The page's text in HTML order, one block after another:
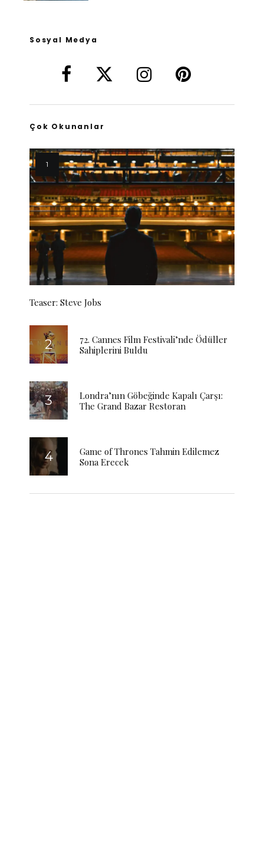
Sosyal Medya
Çok Okunanlar
Teaser: Steve Jobs
72. Cannes Film Festivali’nde Ödüller
Sahiplerini Buldu
Londra’nın Göbeğinde Kapalı Çarşı:
The Grand Bazar Restoran
Game of Thrones Tahmin Edilemez
Sona Erecek